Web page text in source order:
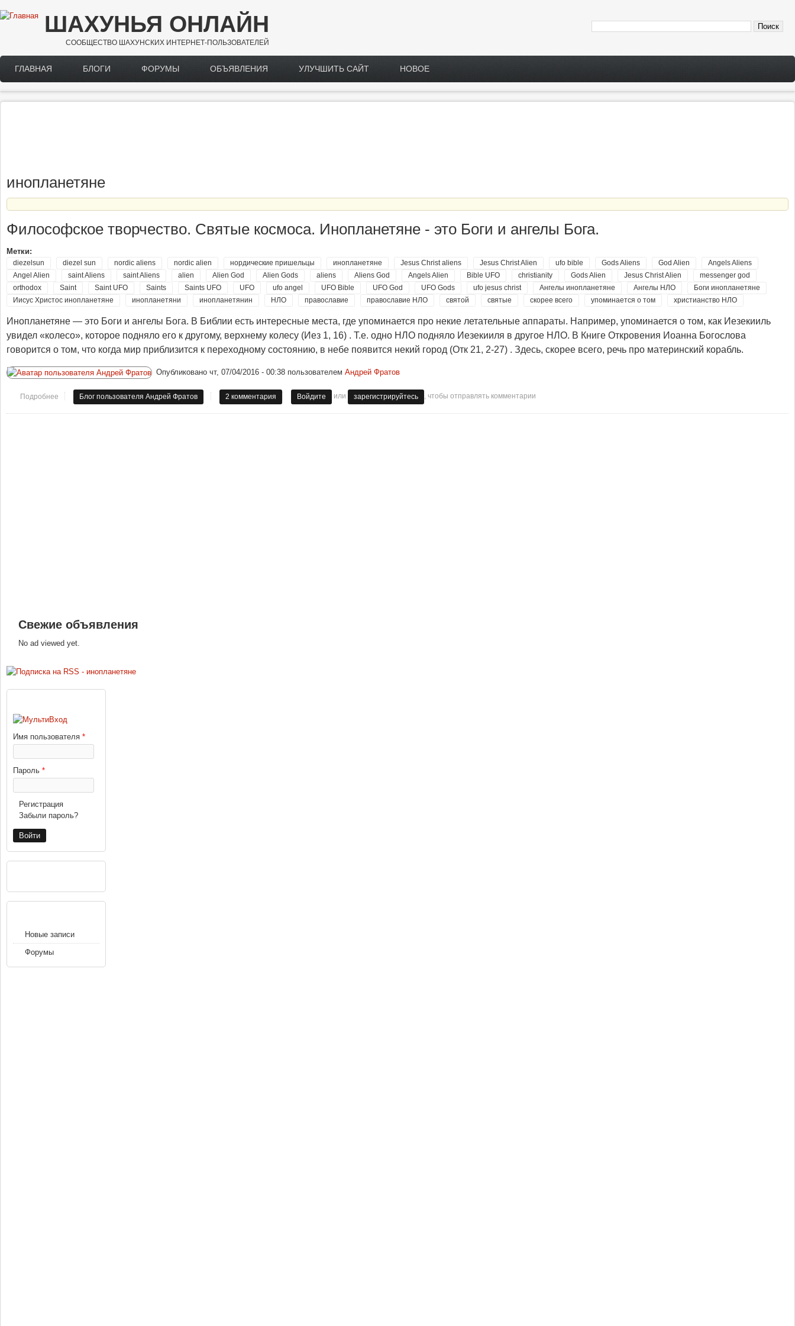
Перейти к основному содержанию
ШАХУНЬЯ ОНЛАЙН
СООБЩЕСТВО ШАХУНСКИХ ИНТЕРНЕТ-ПОЛЬЗОВАТЕЛЕЙ
Main menu
ГЛАВНАЯ БЛОГИ ФОРУМЫ ОБЪЯВЛЕНИЯ УЛУЧШИТЬ САЙТ НОВОЕ
инопланетяне
Философское творчество. Святые космоса. Инопланетяне - это Боги и ангелы Бога.
Метки:
diezelsun diezel sun nordic aliens nordic alien нордические пришельцы инопланетяне Jesus Christ aliens Jesus Christ Alien ufo bible Gods Aliens God Alien
Angels Aliens
Angel Alien
saint Aliens saint Aliens alien Alien God Alien Gods aliens Aliens God Angels Alien Bible UFO christianity Gods Alien Jesus Christ Alien
messenger god
orthodox
Saint Saint UFO Saints Saints UFO UFO ufo angel UFO Bible UFO God UFO Gods ufo jesus christ Ангелы инопланетяне Ангелы НЛО
Боги инопланетяне
Иисус Христос инопланетяне
инопланетяни инопланетянин НЛО православие православие НЛО святой святые скорее всего упоминается о том христианство НЛО
Инопланетяне — это Боги и ангелы Бога. В Библии есть интересные места, где упоминается про некие летательные аппараты. Например, упоминается о том, как Иезекииль
увидел «колесо», которое подняло его к другому, верхнему колесу (Иез 1, 16) . Т.е. одно НЛО подняло Иезекииля в другое НЛО. В Книге Откровения Иоанна Богослова
говорится о том, что когда мир приблизится к переходному состоянию, в небе появится некий город (Отк 21, 2-27) . Здесь, скорее всего, речь про материнский корабль.
Опубликовано чт, 07/04/2016 - 00:38пользователем Андрей Фратов
Подробнее о Философское творчество. Святые космоса. Инопланетяне - это Боги и ангелы Бога.
Блог пользователя Андрей Фратов 2 комментария Войдите или зарегистрируйтесь , чтобы отправлять комментарии
Свежие объявления
No ad viewed yet.
Имя пользователя *
Пароль *
Регистрация
Забыли пароль?
Новые записи
Форумы